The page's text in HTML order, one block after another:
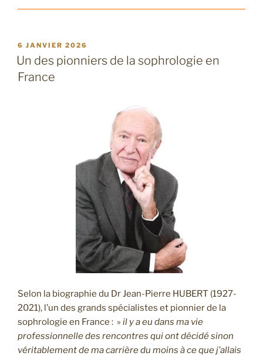
PUBLIÉ
LE
6 JANVIER 2026
Un des pionniers de la sophrologie en
France
Selon la biographie du Dr Jean-Pierre HUBERT (1927-
2021), l’un des grands spécialistes et pionnier de la
sophrologie en France : » il y a eu dans ma vie
professionnelle des rencontres qui ont décidé sinon
véritablement de ma carrière du moins à ce que j’allais